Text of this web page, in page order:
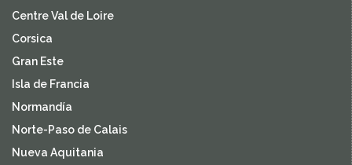
Centre Val de Loire
Corsica
Gran Este
Isla de Francia
Normandía
Norte-Paso de Calais
Nueva Aquitania